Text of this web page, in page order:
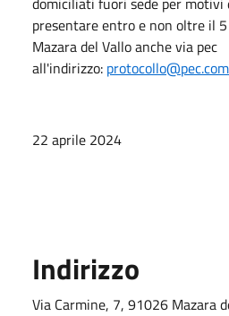
presentare entro e non oltre il
Mazara del Vallo anche via pec
all'indirizzo:
22 aprile 2024
Indirizzo
Via Carmine, 7, 91026 Mazara